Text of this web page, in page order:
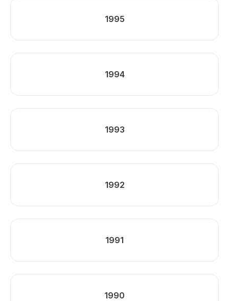
1995
1994
1993
1992
1991
1990